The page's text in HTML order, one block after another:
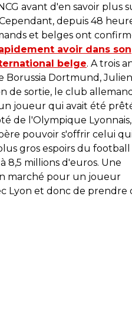
avant d'en savoir plus
depuis 48
et belges ont
avoir dans son
belge. A trois
Borussia Dortmund, Julien
de sortie, le club
joueur qui avait été
de l'Olympique
pouvoir s'offrir celui
gros espoirs du football
8,5 millions d'euros. Une
marché pour un joueur
Lyon et donc de prendre